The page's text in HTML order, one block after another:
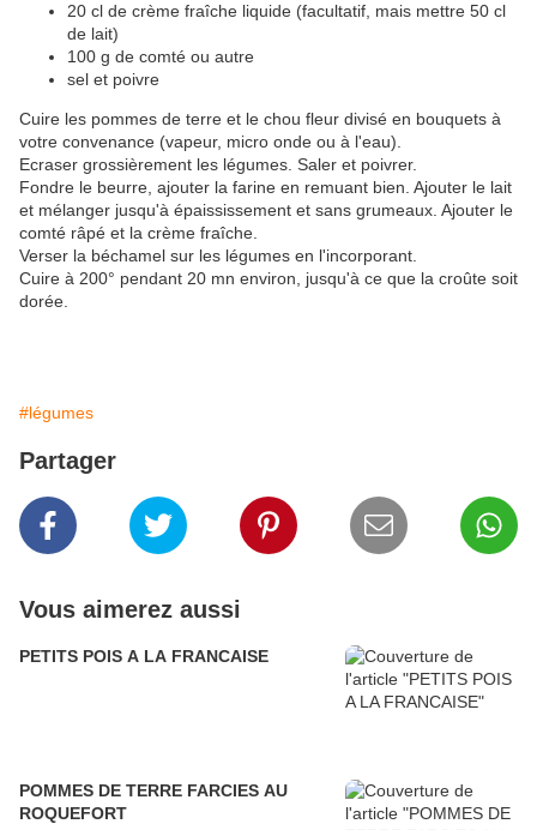
20 cl de crème fraîche liquide (facultatif, mais mettre 50 cl
de lait)
100 g de comté ou autre
sel et poivre
Cuire les pommes de terre et le chou fleur divisé en bouquets à
votre convenance (vapeur, micro onde ou à l'eau).
Ecraser grossièrement les légumes. Saler et poivrer.
Fondre le beurre, ajouter la farine en remuant bien. Ajouter le lait
et mélanger jusqu'à épaississement et sans grumeaux. Ajouter le
comté râpé et la crème fraîche.
Verser la béchamel sur les légumes en l'incorporant.
Cuire à 200° pendant 20 mn environ, jusqu'à ce que la croûte soit
dorée.
#légumes
Partager
Vous aimerez aussi
PETITS POIS A LA FRANCAISE
POMMES DE TERRE FARCIES AU
ROQUEFORT